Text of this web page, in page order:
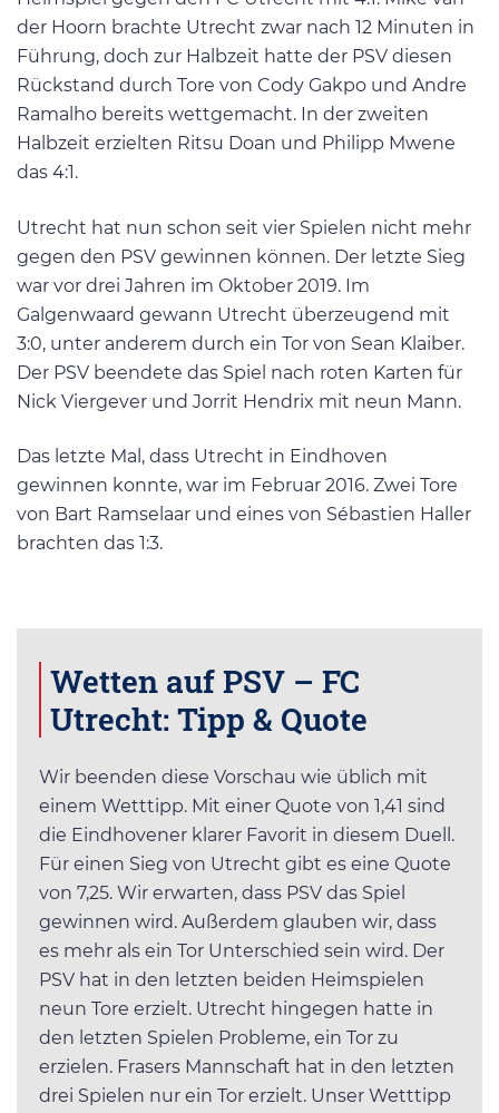
der Hoorn brachte Utrecht zwar nach 12 Minuten in
Führung, doch zur Halbzeit hatte der PSV diesen
Rückstand durch Tore von Cody Gakpo und Andre
Ramalho bereits wettgemacht. In der zweiten
Halbzeit erzielten Ritsu Doan und Philipp Mwene
das 4:1.
Utrecht hat nun schon seit vier Spielen nicht mehr
gegen den PSV gewinnen können. Der letzte Sieg
war vor drei Jahren im Oktober 2019. Im
Galgenwaard gewann Utrecht überzeugend mit
3:0, unter anderem durch ein Tor von Sean Klaiber.
Der PSV beendete das Spiel nach roten Karten für
Nick Viergever und Jorrit Hendrix mit neun Mann.
Das letzte Mal, dass Utrecht in Eindhoven
gewinnen konnte, war im Februar 2016. Zwei Tore
von Bart Ramselaar und eines von Sébastien Haller
brachten das 1:3.
Wetten auf PSV – FC
Utrecht: Tipp & Quote
Wir beenden diese Vorschau wie üblich mit
einem Wetttipp. Mit einer Quote von 1,41 sind
die Eindhovener klarer Favorit in diesem Duell.
Für einen Sieg von Utrecht gibt es eine Quote
von 7,25. Wir erwarten, dass PSV das Spiel
gewinnen wird. Außerdem glauben wir, dass
es mehr als ein Tor Unterschied sein wird. Der
PSV hat in den letzten beiden Heimspielen
neun Tore erzielt. Utrecht hingegen hatte in
den letzten Spielen Probleme, ein Tor zu
erzielen. Frasers Mannschaft hat in den letzten
drei Spielen nur ein Tor erzielt. Unser Wetttipp